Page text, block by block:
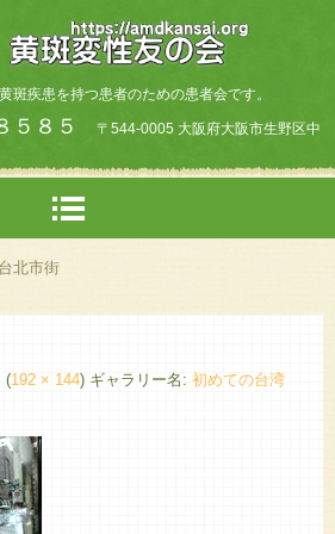
斑疾患を持つ患者のための患者会です。
５８５
〒544-0005 大阪府大阪市生野区中
台北市街
(192 × 144) ギャラリー名: 初めての台湾